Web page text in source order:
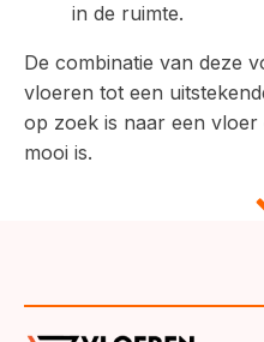
in de ruimte.
De combinatie van deze
vloeren tot een
op zoek is naar een
mooi is.